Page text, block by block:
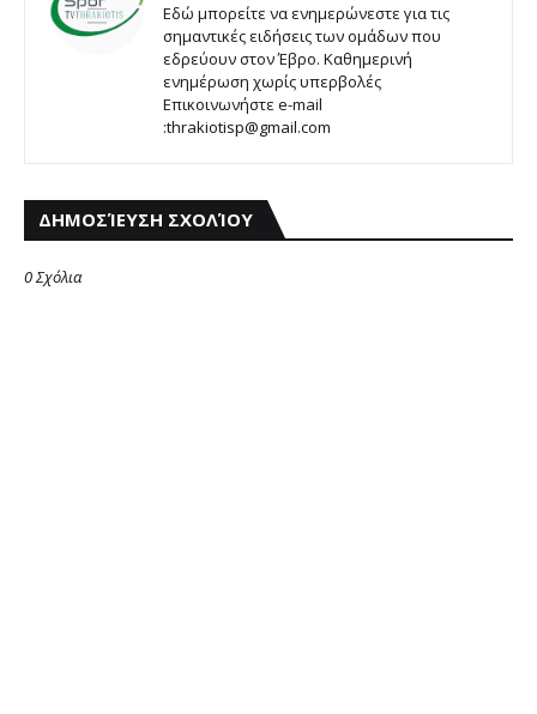
Εδώ μπορείτε να ενημερώνεστε για τις
σημαντικές ειδήσεις των ομάδων που
εδρεύουν στον Έβρο. Καθημερινή
ενημέρωση χωρίς υπερβολές
Επικοινωνήστε e-mail
:thrakiotisp@gmail.com
ΔΗΜΟΣΊΕΥΣΗ ΣΧΟΛΊΟΥ
0 Σχόλια